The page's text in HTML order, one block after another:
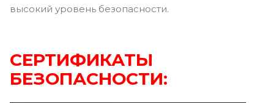
высокий уровень безопасности.
СЕРТИФИКАТЫ
БЕЗОПАСНОСТИ: